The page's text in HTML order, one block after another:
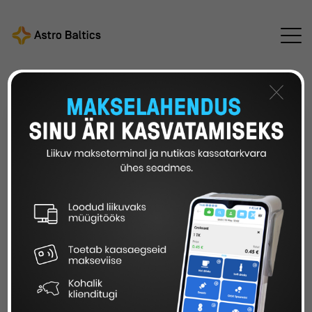
makselahendused juba täna
CLOUDICS: HOMSED
MAKSELAHENDUSED
JUBA TÄNA
×